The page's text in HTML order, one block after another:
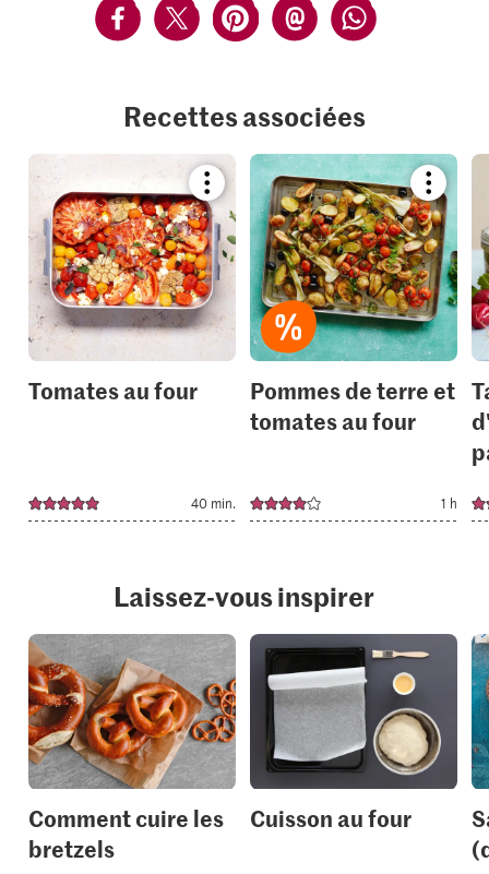
Recettes associées
Bookmark
recipe
or
add
it
to
your
collections.
Tomates au four
40 min.
recipe
or
add
it
to
your
Pommes de terre et
tomates au four
1 h
Laissez-vous inspirer
Comment cuire les
bretzels
Cuisson au four